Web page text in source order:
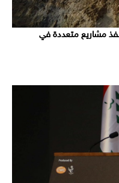
تنفذ مشاريع متعددة في